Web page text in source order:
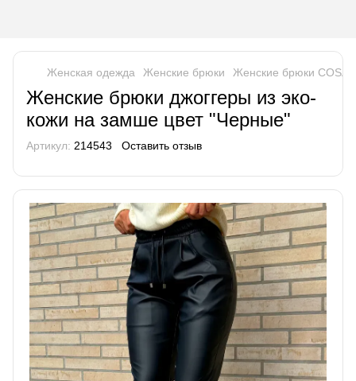
Женская одежда Женские брюки Женские брюки
Женские брюки джоггеры из эко-
кожи на замше цвет "Черные"
Артикул: 214543 Оставить отзыв